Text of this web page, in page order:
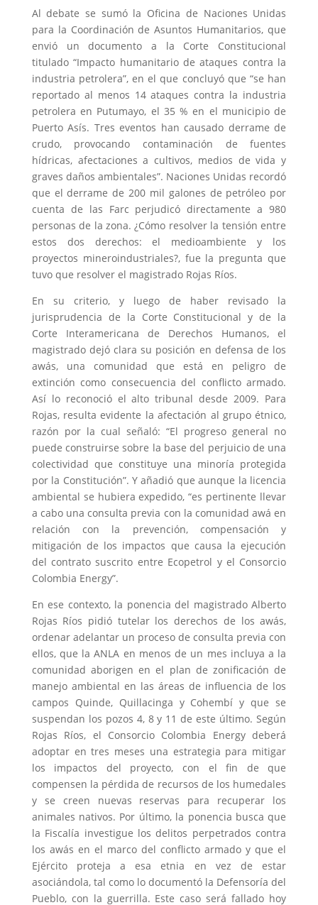
Al debate se sumó la Oficina de Naciones Unidas
para la Coordinación de Asuntos Humanitarios, que
envió un documento a la Corte Constitucional
titulado “Impacto humanitario de ataques contra la
industria petrolera”, en el que concluyó que “se han
reportado al menos 14 ataques contra la industria
petrolera en Putumayo, el 35 % en el municipio de
Puerto Asís. Tres eventos han causado derrame de
crudo, provocando contaminación de fuentes
hídricas, afectaciones a cultivos, medios de vida y
graves daños ambientales”. Naciones Unidas recordó
que el derrame de 200 mil galones de petróleo por
cuenta de las Farc perjudicó directamente a 980
personas de la zona. ¿Cómo resolver la tensión entre
estos dos derechos: el medioambiente y los
proyectos mineroindustriales?, fue la pregunta que
tuvo que resolver el magistrado Rojas Ríos.
En su criterio, y luego de haber revisado la
jurisprudencia de la Corte Constitucional y de la
Corte Interamericana de Derechos Humanos, el
magistrado dejó clara su posición en defensa de los
awás, una comunidad que está en peligro de
extinción como consecuencia del conflicto armado.
Así lo reconoció el alto tribunal desde 2009. Para
Rojas, resulta evidente la afectación al grupo étnico,
razón por la cual señaló: “El progreso general no
puede construirse sobre la base del perjuicio de una
colectividad que constituye una minoría protegida
por la Constitución”. Y añadió que aunque la licencia
ambiental se hubiera expedido, “es pertinente llevar
a cabo una consulta previa con la comunidad awá en
relación con la prevención, compensación y
mitigación de los impactos que causa la ejecución
del contrato suscrito entre Ecopetrol y el Consorcio
Colombia Energy”.
En ese contexto, la ponencia del magistrado Alberto
Rojas Ríos pidió tutelar los derechos de los awás,
ordenar adelantar un proceso de consulta previa con
ellos, que la ANLA en menos de un mes incluya a la
comunidad aborigen en el plan de zonificación de
manejo ambiental en las áreas de influencia de los
campos Quinde, Quillacinga y Cohembí y que se
suspendan los pozos 4, 8 y 11 de este último. Según
Rojas Ríos, el Consorcio Colombia Energy deberá
adoptar en tres meses una estrategia para mitigar
los impactos del proyecto, con el fin de que
compensen la pérdida de recursos de los humedales
y se creen nuevas reservas para recuperar los
animales nativos. Por último, la ponencia busca que
la Fiscalía investigue los delitos perpetrados contra
los awás en el marco del conflicto armado y que el
Ejército proteja a esa etnia en vez de estar
asociándola, tal como lo documentó la Defensoría del
Pueblo, con la guerrilla. Este caso será fallado hoy